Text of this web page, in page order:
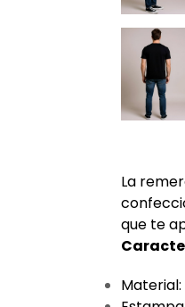
La
que te
Material: